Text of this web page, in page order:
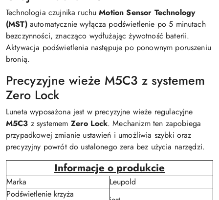
Technologia czujnika ruchuMotion Sensor Technology
(MST)automatycznie wyłącza podświetlenie po 5 minutach
bezczynności, znacząco wydłużając żywotność baterii.
Aktywacja podświetlenia następuje po ponownym poruszeniu
bronią.
Precyzyjne wieże M5C3 z systemem
Zero Lock
Luneta wyposażona jest w precyzyjne wieże regulacyjne
M5C3 z systemem Zero Lock. Mechanizm ten zapobiega
przypadkowej zmianie ustawień i umożliwia szybki oraz
precyzyjny powrót do ustalonego zera bez użycia narzędzi.
Informacje o produkcie
Marka
Leupold
Podświetlenie krzyża